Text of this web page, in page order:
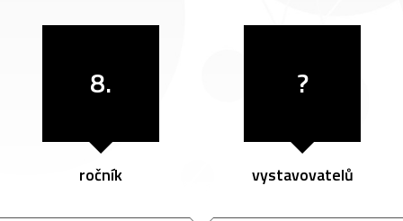
8.
ročník
?
vystavovatelů